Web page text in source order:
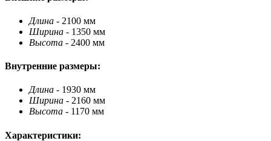
Длина - 2100 мм
Ширина - 1350 мм
Высота - 2400 мм
Внутренние размеры:
Длина - 1930 мм
Ширина - 2160 мм
Высота - 1170 мм
Характеристики: